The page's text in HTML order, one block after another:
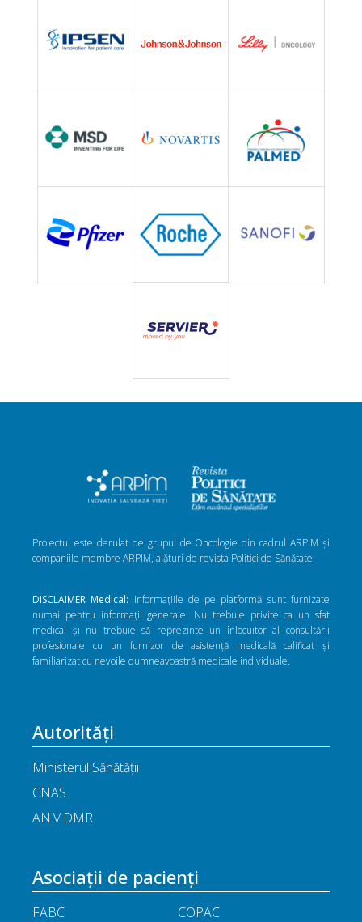
Proiectul este derulat de grupul de Oncologie din cadrul ARPIM și
companiile membre ARPIM, alături de revista Politici de Sănătate
DISCLAIMER Medical: Informațiile de pe platformă sunt furnizate
numai pentru informații generale. Nu trebuie privite ca un sfat
medical și nu trebuie să reprezinte un înlocuitor al consultării
profesionale cu un furnizor de asistență medicală calificat și
familiarizat cu nevoile dumneavoastră medicale individuale.
Autorități
Ministerul Sănătății
CNAS
ANMDMR
Asociații de pacienți
FABC COPAC